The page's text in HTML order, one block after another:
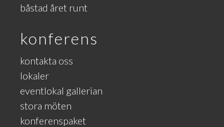
båstad året runt
konferens
kontakta oss
lokaler
eventlokal gallerian
stora möten
konferenspaket